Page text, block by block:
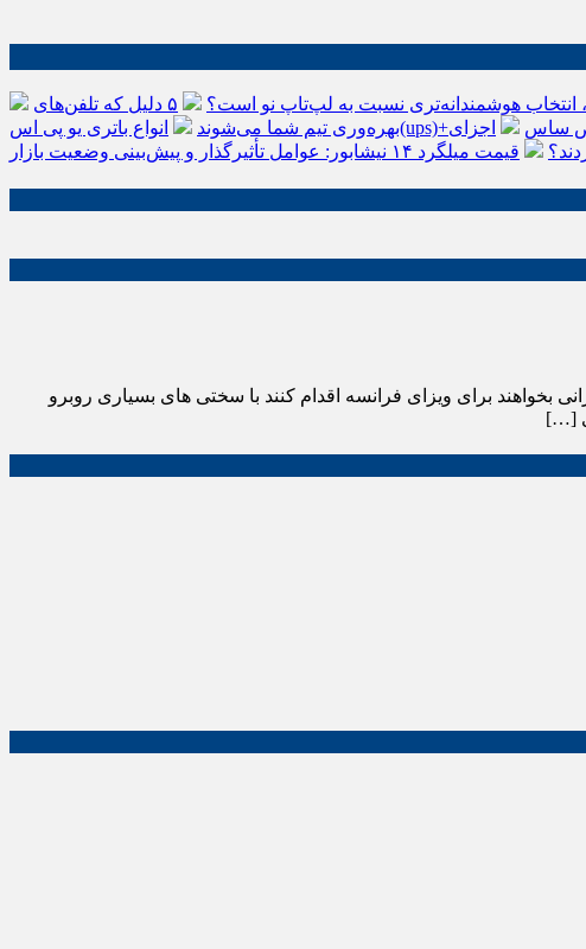
هوشمندانه‌تری نسبت به لپ‌تاپ نو است؟
۵ دلیل که تلفن‌های IP سیسکو باعث افزایش
بهره‌وری تیم شما می‌شوند
ساس
اجزای
قیمت میلگرد ۱۴ نیشابور: عوامل تأثیرگذار و پیش‌بینی وضعیت بازار
برای ویزای فرانسه اقدام کنند با سختی های بسیاری روبرو
[…]